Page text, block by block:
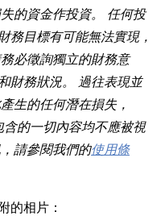
的資金作投資。 任何投
務目標有可能無法實現，
必徵詢獨立的財務意
財務狀況。 過往表現並
生的任何潛在損失，
的一切內容均不應被視
請參閱我們的使用條
的相片：